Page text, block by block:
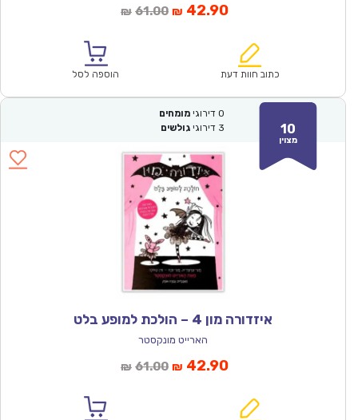
₪ 61.00המחיר
₪61.00.
₪ 42.90המחיר
הוא:
כתוב חוות דעת הוספה לסל
10
מצוין
0 דירוגי מומחים
3 דירוגי גולשים
איזדורה מון 4 – הולכת למופע בלט
הארייט מונקסטר
₪ 61.00המחיר
₪ 42.90המחיר
הוא: